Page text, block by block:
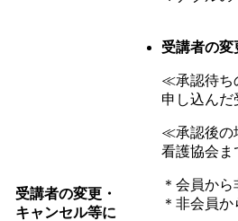
受講者の変更・
キャンセル等に
受講者の変
≪承認待ち
申し込んだ
≪承認後
看護協会ま
＊会員か
＊非会員